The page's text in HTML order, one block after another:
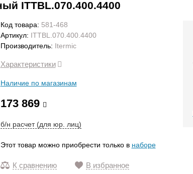
ITTBL.070.400.4400
Код товара: 581-468
Артикул: ITTBL.070.400.4400
Производитель: Itermic
Характеристики
Наличие по магазинам
173 869
б/н расчет (для юр. лиц)
Этот товар можно приобрести только в наборе
К сравнению В избранное